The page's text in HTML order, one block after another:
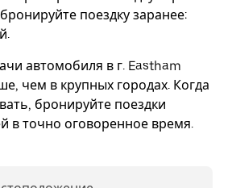
поездку заранее:
автомобиля в г. Eastham
чем в крупных городах. Когда
бронируйте поездки
в точно оговоренное время.